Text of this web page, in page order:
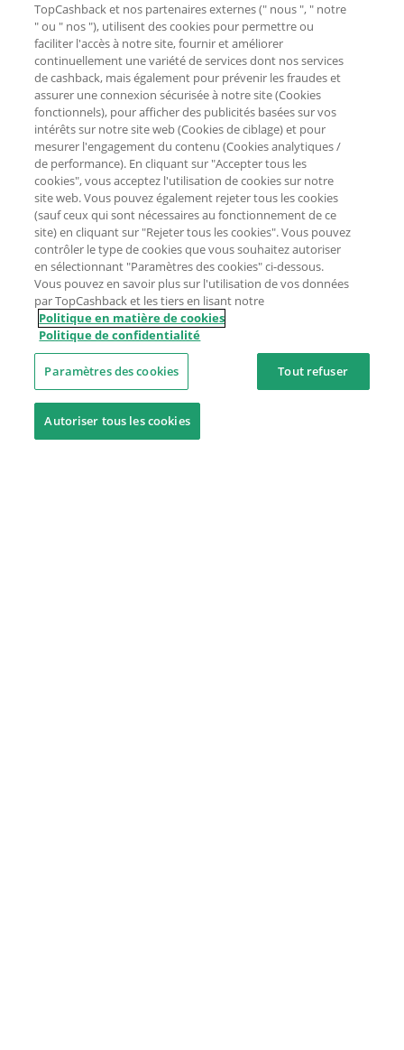
TopCashback et nos partenaires externes (" nous ", " notre
" ou " nos "), utilisent des cookies pour permettre ou
faciliter l'accès à notre site, fournir et améliorer
continuellement une variété de services dont nos services
de cashback, mais également pour prévenir les fraudes et
assurer une connexion sécurisée à notre site (Cookies
fonctionnels), pour afficher des publicités basées sur vos
intérêts sur notre site web (Cookies de ciblage) et pour
mesurer l'engagement du contenu (Cookies analytiques /
de performance). En cliquant sur "Accepter tous les
cookies", vous acceptez l'utilisation de cookies sur notre
site web. Vous pouvez également rejeter tous les cookies
(sauf ceux qui sont nécessaires au fonctionnement de ce
site) en cliquant sur "Rejeter tous les cookies". Vous pouvez
contrôler le type de cookies que vous souhaitez autoriser
en sélectionnant "Paramètres des cookies" ci-dessous.
Vous pouvez en savoir plus sur l'utilisation de vos données
par TopCashback et les tiers en lisant notre
Politique en matière de cookies
Politique de confidentialité
Paramètres des cookies Tout refuser
Autoriser tous les cookies